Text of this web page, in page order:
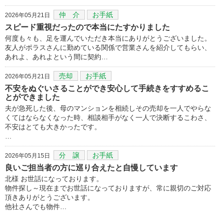
2026年05月21日 仲 介 お手紙
スピード重視だったので本当にたすかりました
何度も々も、足を運んでいただき本当にありがとうございました。
友人がポラスさんに勤めている関係で営業さんを紹介してもらい、
あれよ、あれよという間に契約…
2026年05月21日 売却 お手紙
不安をぬぐいさることができ安心して手続きをすすめるこ
とができました
夫が急死した後、母のマンションを相続しその売却を一人でやらな
くてはならなくなった時、相談相手がなく一人で決断するこわさ、
不安はとても大きかったです。
2026年05月15日 分 譲 お手紙
良いご担当者の方に巡り合えたと自慢しています
北様 お世話になっております。
物件探し～現在までお世話になっておりますが、常に親切のご対応
頂きありがとうございます。
他社さんでも物件…